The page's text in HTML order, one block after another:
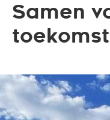
Samen
toekomst
We nodigen u